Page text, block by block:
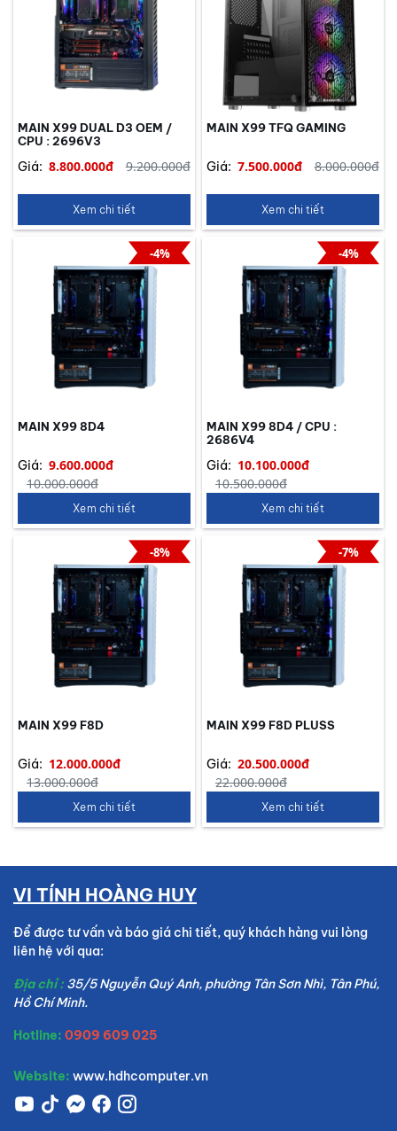
MAIN X99 DUAL D3 OEM /
CPU : 2696V3
Giá: 8.800.000đ 9.200.000đ
Xem chi tiết
MAIN X99 TFQ GAMING
Giá: 7.500.000đ 8.000.000đ
Xem chi tiết
MAIN X99 8D4
Giá: 9.600.000đ
10.000.000đ
-4%
Xem chi tiết
MAIN X99 8D4 / CPU :
2686V4
Giá: 10.100.000đ
10.500.000đ
-4%
Xem chi tiết
MAIN X99 F8D
Giá: 12.000.000đ
13.000.000đ
-8%
Xem chi tiết
MAIN X99 F8D PLUSS
Giá: 20.500.000đ
22.000.000đ
-7%
Xem chi tiết
VI TÍNH HOÀNG HUY
Để được tư vấn và báo giá chi tiết, quý khách hàng vui lòng
liên hệ với qua:
Địa chỉ : 35/5 Nguyễn Quý Anh, phường Tân Sơn Nhì, Tân Phú,
Hồ Chí Minh.
Hotline: 0909 609 025
Website: www.hdhcomputer.vn